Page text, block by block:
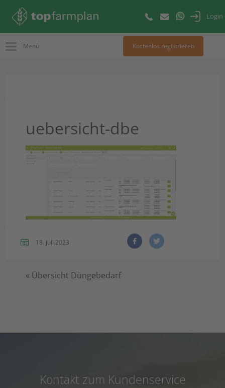
Login
Menü Kostenlos registrieren
uebersicht-dbe
18. Juli 2023
« Übersicht Düngebedarf
Kontakt zum Kundenservice